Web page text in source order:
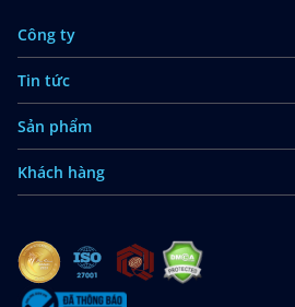
Công ty
Tin tức
Sản phẩm
Khách hàng